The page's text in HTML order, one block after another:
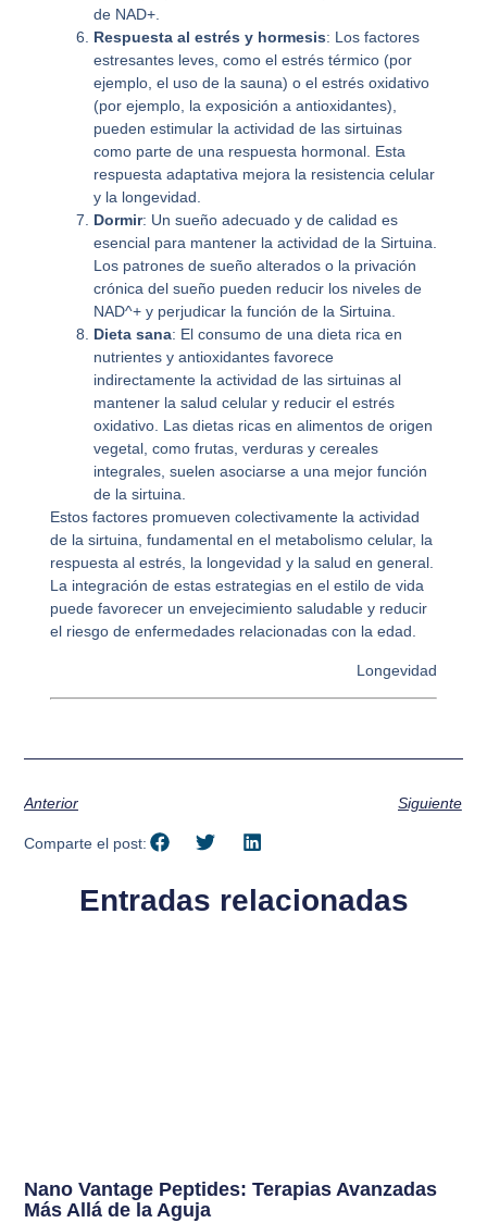
de NAD+.
Respuesta al estrés y hormesis: Los factores
estresantes leves, como el estrés térmico (por
ejemplo, el uso de la sauna) o el estrés oxidativo
(por ejemplo, la exposición a antioxidantes),
pueden estimular la actividad de las sirtuinas
como parte de una respuesta hormonal. Esta
respuesta adaptativa mejora la resistencia celular
y la longevidad.
Dormir: Un sueño adecuado y de calidad es
esencial para mantener la actividad de la Sirtuina.
Los patrones de sueño alterados o la privación
crónica del sueño pueden reducir los niveles de
NAD^+ y perjudicar la función de la Sirtuina.
Dieta sana: El consumo de una dieta rica en
nutrientes y antioxidantes favorece
indirectamente la actividad de las sirtuinas al
mantener la salud celular y reducir el estrés
oxidativo. Las dietas ricas en alimentos de origen
vegetal, como frutas, verduras y cereales
integrales, suelen asociarse a una mejor función
de la sirtuina.
Estos factores promueven colectivamente la actividad
de la sirtuina, fundamental en el metabolismo celular, la
respuesta al estrés, la longevidad y la salud en general.
La integración de estas estrategias en el estilo de vida
puede favorecer un envejecimiento saludable y reducir
el riesgo de enfermedades relacionadas con la edad.
Longevidad
Anterior Siguiente
Comparte el post:
Entradas relacionadas
Nano Vantage Peptides: Terapias Avanzadas
Más Allá de la Aguja